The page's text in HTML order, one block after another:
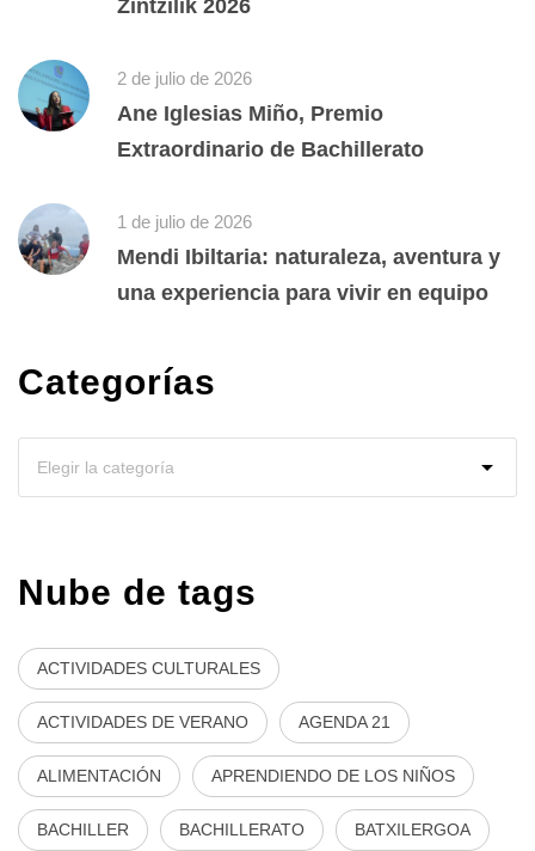
Zintzilik 2026
2 de julio de 2026
Ane Iglesias Miño, Premio
Extraordinario de Bachillerato
1 de julio de 2026
Mendi Ibiltaria: naturaleza, aventura y
una experiencia para vivir en equipo
Categorías
Nube de tags
ACTIVIDADES CULTURALES
ACTIVIDADES DE VERANO AGENDA 21
ALIMENTACIÓN APRENDIENDO DE LOS NIÑOS
BACHILLER BACHILLERATO BATXILERGOA